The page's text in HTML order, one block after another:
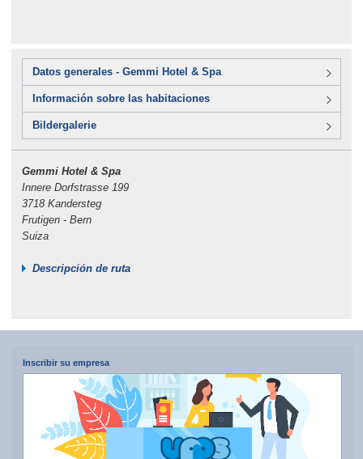
Datos generales - Gemmi Hotel & Spa
Información sobre las habitaciones
Bildergalerie
Gemmi Hotel & Spa
Innere Dorfstrasse 199
3718 Kandersteg
Frutigen - Bern
Suiza
Descripción de ruta
Inscribir su empresa